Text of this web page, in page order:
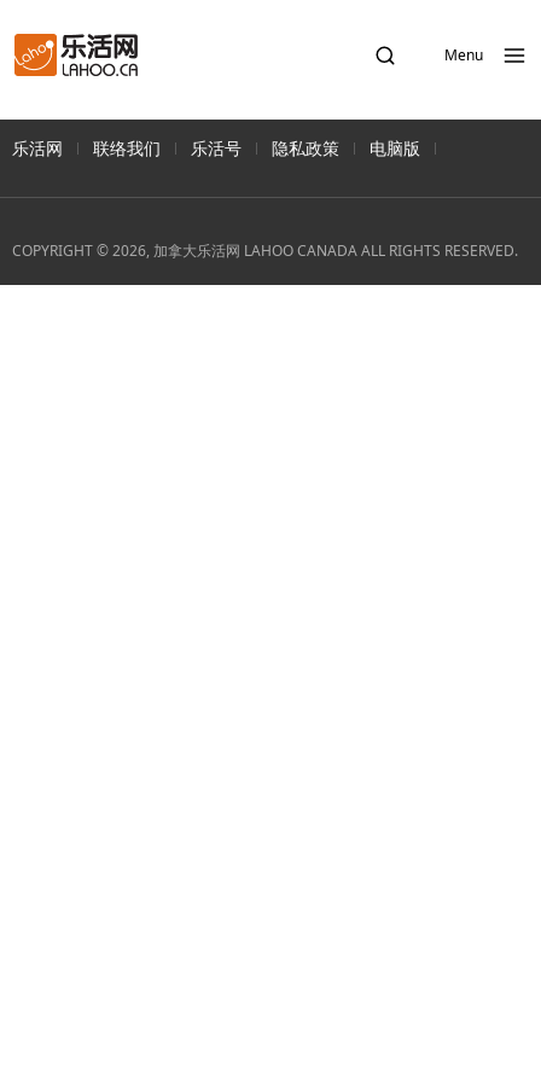
Menu
乐活网 联络我们 乐活号 隐私政策 电脑版
COPYRIGHT © 2026, 加拿大乐活网 LAHOO CANADA ALL RIGHTS RESERVED.